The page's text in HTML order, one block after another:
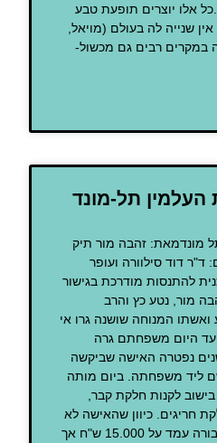
28,000 קמ"ר.כל אלו יוצרים תופעת טבע
שנייה לה בעולם (מויאל,
העלמין תל-מונד
מונדמאת: זהבה מור תיק
דוד סילוורה ועופר
להתנסות מודרכת בגישור
מור, נטע כץ והרב
ואשתו המנוחה שושנה גרו אי
היום משפחתם גרה
נפטרה האישה שביקשה
ליד משפחתה. ביום מותה
לקנות חלקת קבר,
חריגים. כיוון שהאישה לא
תושבת המקום סכום הקבורה עמד על 15.000 ש"ח אך